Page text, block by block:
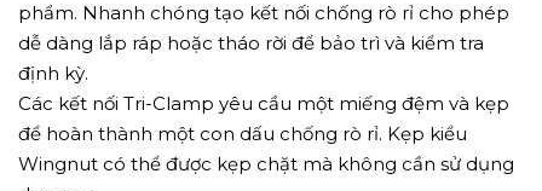
phẩm. Nhanh chóng tạo kết nối chống rò rỉ cho phép
dễ dàng lắp ráp hoặc tháo rời để bảo trì và kiểm tra
định kỳ.
Các kết nối Tri-Clamp yêu cầu một miếng đệm và kẹp
để hoàn thành một con dấu chống rò rỉ. Kẹp kiểu
Wingnut có thể được kẹp chặt mà không cần sử dụng